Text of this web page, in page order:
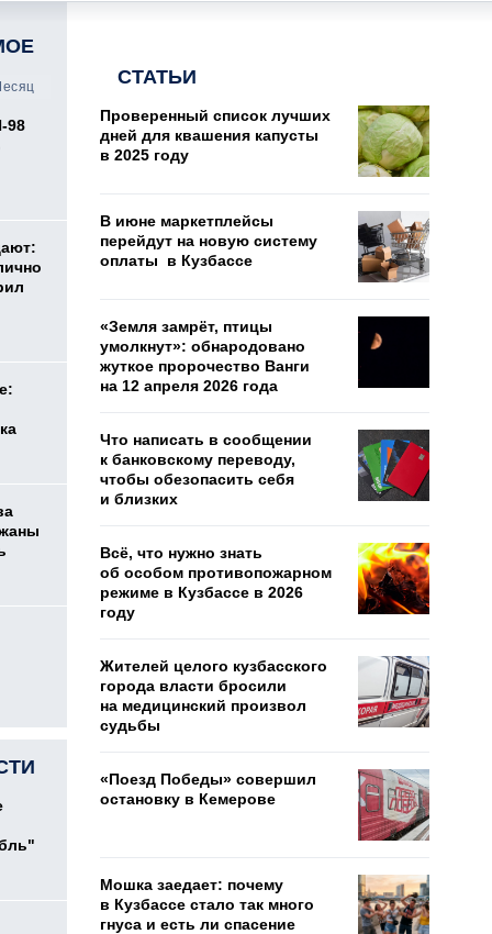
98
СТАТЬИ
Проверенный список лучших
дней для квашения капусты
в 2025 году
В июне маркетплейсы
перейдут на новую систему
оплаты в Кузбассе
«Земля замрёт, птицы
умолкнут»: обнародовано
жуткое пророчество Ванги
на 12 апреля 2026 года
Что написать в сообщении
к банковскому переводу,
чтобы обезопасить себя
и близких
Всё, что нужно знать
об особом противопожарном
режиме в Кузбассе в 2026
году
Жителей целого кузбасского
города власти бросили
на медицинский произвол
судьбы
«Поезд Победы» совершил
остановку в Кемерове
Мошка заедает: почему
в Кузбассе стало так много
гнуса и есть ли спасение